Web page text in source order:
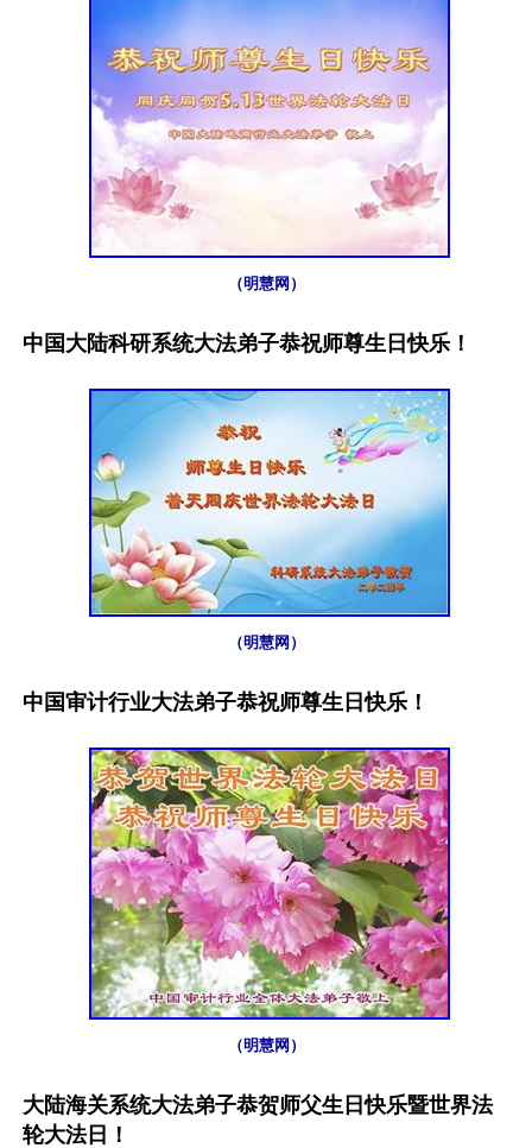
（明慧网）
中国大陆科研系统大法弟子恭祝师尊生日快乐！
（明慧网）
中国审计行业大法弟子恭祝师尊生日快乐！
（明慧网）
大陆海关系统大法弟子恭贺师父生日快乐暨世界法
轮大法日！